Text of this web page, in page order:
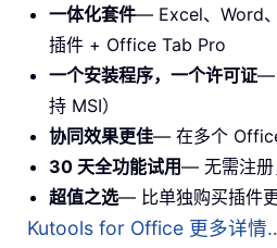
一体化套件— Excel、Word
插件 + Office Tab Pro
一个安装程序，一个许可证—
持 MSI）
协同效果更佳— 在多个
30 天全功能试用— 无需注册
超值之选— 比单独购买插件
Kutools for Office 更多详